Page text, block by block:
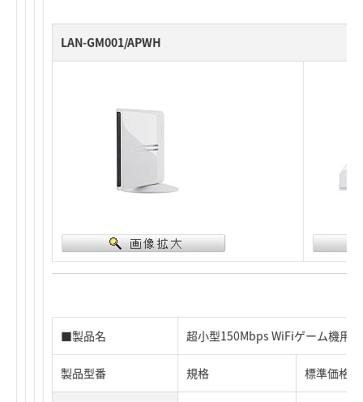
LAN-GM001/APWH
■製品名 超小型150Mbps WiFiゲーム機用
製品型番 規格 標準価格